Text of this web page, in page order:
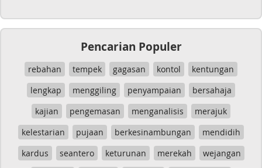
Pencarian Populer
rebahan tempek gagasan kontol
kentungan
lengkap
menggiling penyampaian
bersahaja
kajian
pengemasan menganalisis
merajuk
kelestarian
pujaan berkesinambungan
mendidih
kardus
seantero keturunan merekah
wejangan